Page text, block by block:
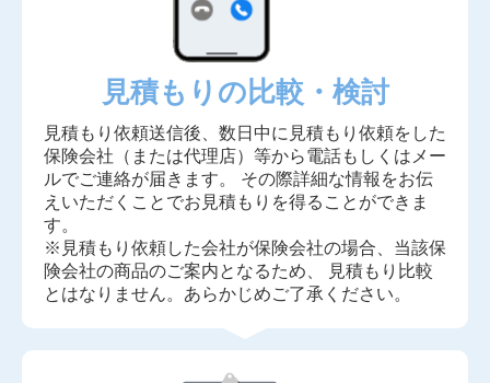
見積もりの比較・検討
見積もり依頼送信後、数日中に見積もり依頼をした
保険会社（または代理店）等から電話もしくはメー
ルでご連絡が届きます。 その際詳細な情報をお伝
えいただくことでお見積もりを得ることができま
す。
※見積もり依頼した会社が保険会社の場合、当該保
険会社の商品のご案内となるため、 見積もり比較
とはなりません。あらかじめご了承ください。